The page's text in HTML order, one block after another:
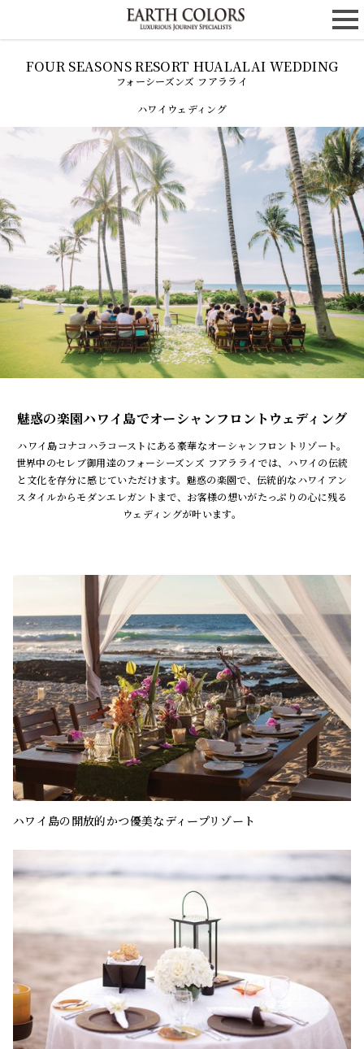
フォーシーズンズ フアラライ
ハワイウェディング
魅惑の楽園ハワイ島でオーシャンフロントウェディング
ハワイ島コナコハラコーストにある豪華なオーシャンフロントリゾート。
世界中のセレブ御用達のフォーシーズンズ フアラライでは、ハワイの伝統
と文化を存分に感じていただけます。魅惑の楽園で、伝統的なハワイアン
スタイルからモダンエレガントまで、お客様の想いがたっぷりの心に残る
ウェディングが叶います。
ハワイ島の開放的かつ優美なディープリゾート